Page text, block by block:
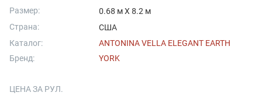
Размер:
0.68 м X 8.2 м
Страна:
США
Каталог:
ANTONINA VELLA ELEGANT EARTH
Бренд:
YORK
ЦЕНА ЗА РУЛ.